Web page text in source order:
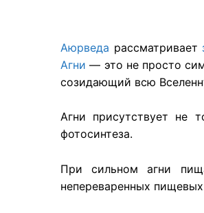
Аюрведа рассматривает
Агни — это не просто
созидающий всю
Агни присутствует не
фотосинтеза.
При сильном агни
непереваренных